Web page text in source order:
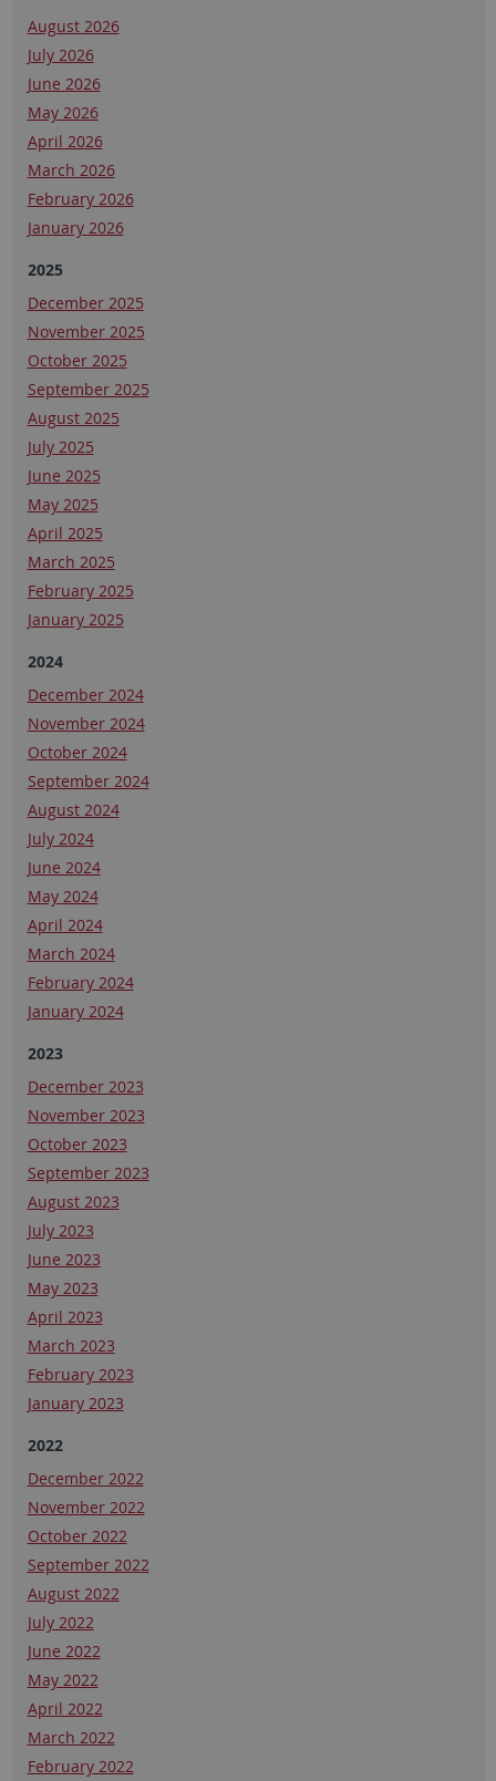
August 2026
July 2026
June 2026
May 2026
April 2026
March 2026
February 2026
January 2026
2025
December 2025
November 2025
October 2025
September 2025
August 2025
July 2025
June 2025
May 2025
April 2025
March 2025
February 2025
January 2025
2024
December 2024
November 2024
October 2024
September 2024
August 2024
July 2024
June 2024
May 2024
April 2024
March 2024
February 2024
January 2024
2023
December 2023
November 2023
October 2023
September 2023
August 2023
July 2023
June 2023
May 2023
April 2023
March 2023
February 2023
January 2023
2022
December 2022
November 2022
October 2022
September 2022
August 2022
July 2022
June 2022
May 2022
April 2022
March 2022
February 2022